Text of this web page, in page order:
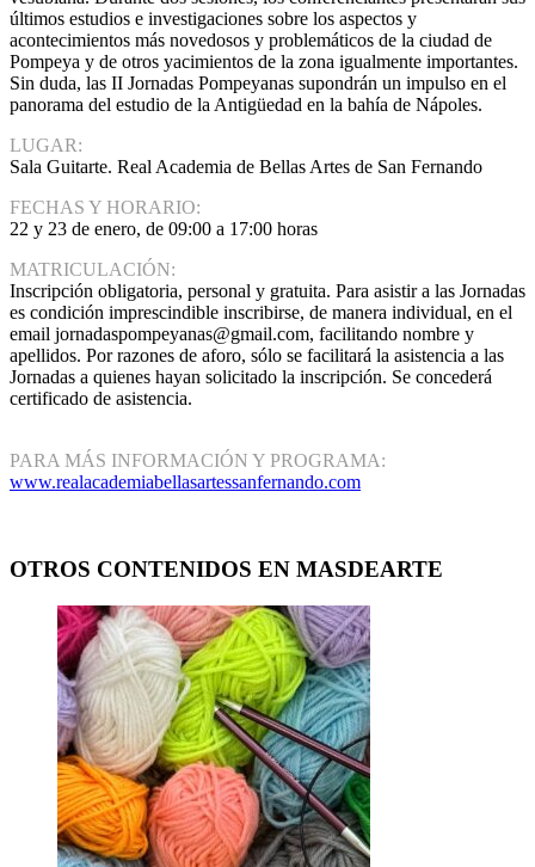
últimos estudios e investigaciones sobre los aspectos y
acontecimientos más novedosos y problemáticos de la ciudad de
Pompeya y de otros yacimientos de la zona igualmente importantes.
Sin duda, las II Jornadas Pompeyanas supondrán un impulso en el
panorama del estudio de la Antigüedad en la bahía de Nápoles.
LUGAR:
Sala Guitarte. Real Academia de Bellas Artes de San Fernando
FECHAS Y HORARIO:
22 y 23 de enero, de 09:00 a 17:00 horas
MATRICULACIÓN:
Inscripción obligatoria, personal y gratuita. Para asistir a las Jornadas
es condición imprescindible inscribirse, de manera individual, en el
email jornadaspompeyanas@gmail.com, facilitando nombre y
apellidos. Por razones de aforo, sólo se facilitará la asistencia a las
Jornadas a quienes hayan solicitado la inscripción. Se concederá
certificado de asistencia.
PARA MÁS INFORMACIÓN Y PROGRAMA:
www.realacademiabellasartessanfernando.com
OTROS CONTENIDOS EN MASDEARTE